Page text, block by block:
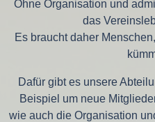
Ohne Organisation und
das
Es braucht daher
Dafür gibt es unsere
Beispiel um neue
wie auch die Organisation